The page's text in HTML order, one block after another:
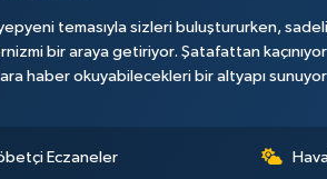
temasıyla sizleri buluştururken,
bir araya getiriyor. Şatafattan kaçınıyor
haber okuyabilecekleri bir altyapı
Eczaneler